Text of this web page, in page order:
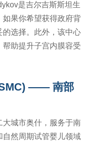
是吉尔吉斯斯坦生
果你希望获得政府背
选择。此外，该中心
助提升子宫内膜容受
—— 南部
城市奥什，服务于南
然周期试管婴儿领域